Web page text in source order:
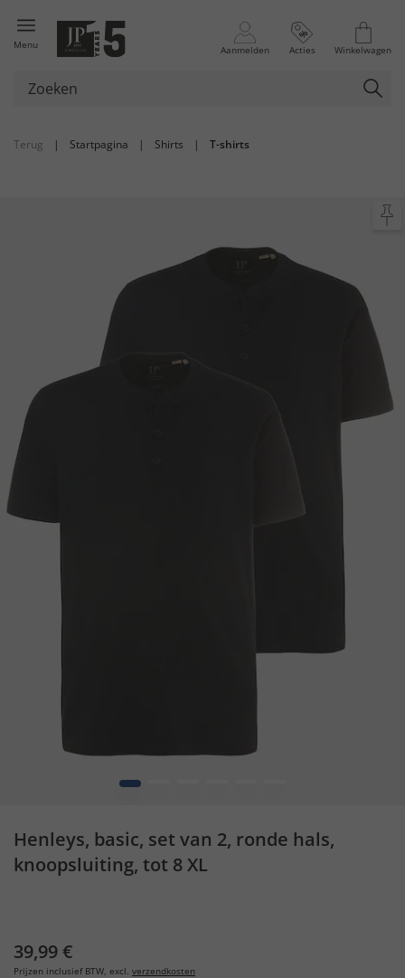
Menu Aanmelden Acties Winkelwagen
Terug | Startpagina | Shirts | T-shirts
1
Henleys, basic, set van 2, ronde hals,
knoopsluiting, tot 8 XL
39,99 €
Prijzen inclusief BTW, excl. verzendkosten